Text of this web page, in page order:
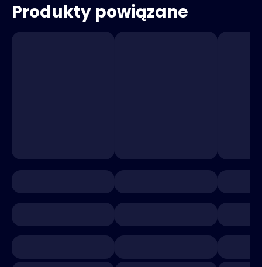
Produkty powiązane